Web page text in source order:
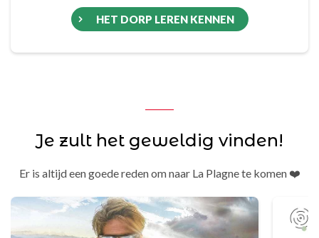
HET DORP LEREN KENNEN
Je zult het geweldig vinden!
Er is altijd een goede reden om naar La Plagne te komen ❤️